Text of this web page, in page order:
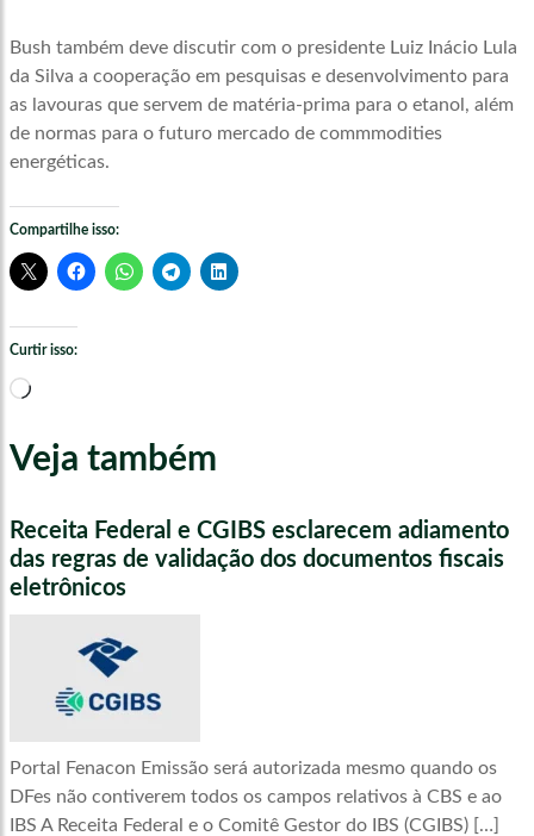
Bush também deve discutir com o presidente Luiz Inácio Lula
da Silva a cooperação em pesquisas e desenvolvimento para
as lavouras que servem de matéria-prima para o etanol, além
de normas para o futuro mercado de commmodities
energéticas.
Compartilhe isso:
Curtir isso:
Carregando...
Veja também
Receita Federal e CGIBS esclarecem adiamento
das regras de validação dos documentos fiscais
eletrônicos
Portal Fenacon Emissão será autorizada mesmo quando os
DFes não contiverem todos os campos relativos à CBS e ao
IBS A Receita Federal e o Comitê Gestor do IBS (CGIBS) […]